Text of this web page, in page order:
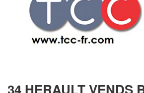
34 HERAULT VENDS